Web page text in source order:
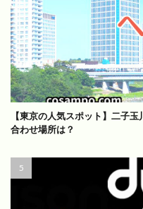
【東京の人気スポット】二子
合わせ場所は？